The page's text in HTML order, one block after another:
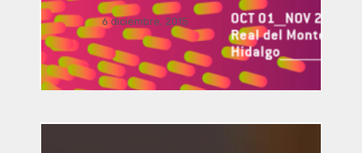
6 diciembre, 2015